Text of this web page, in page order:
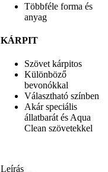
Többféle forma és
anyag
KÁRPIT
Szövet kárpitos
Különböző
bevonókkal
Választható színben
Akár speciális
állatbarát és Aqua
Clean szövetekkel
Leírás